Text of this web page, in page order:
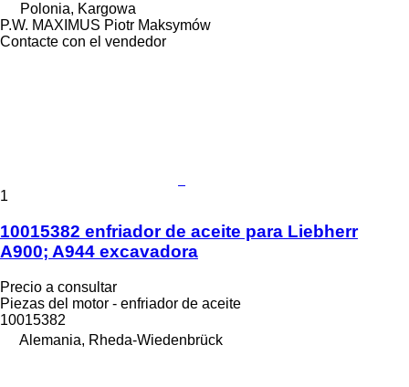
Polonia, Kargowa
P.W. MAXIMUS Piotr Maksymów
Contacte con el vendedor
1
10015382 enfriador de aceite para Liebherr
A900; A944 excavadora
Precio a consultar
Piezas del motor - enfriador de aceite
10015382
Alemania, Rheda-Wiedenbrück